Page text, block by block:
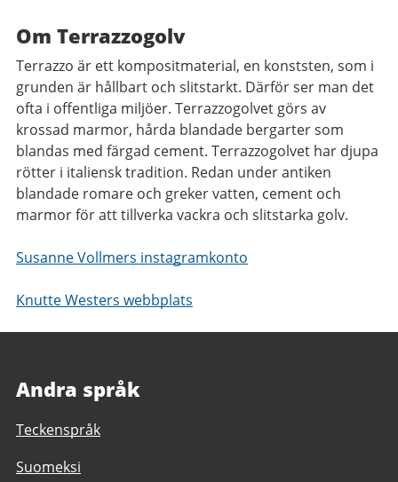
Om Terrazzogolv
Terrazzo är ett kompositmaterial, en konststen, som i
grunden är hållbart och slitstarkt. Därför ser man det
ofta i offentliga miljöer. Terrazzogolvet görs av
krossad marmor, hårda blandade bergarter som
blandas med färgad cement. Terrazzogolvet har djupa
rötter i italiensk tradition. Redan under antiken
blandade romare och greker vatten, cement och
marmor för att tillverka vackra och slitstarka golv.
Susanne Vollmers instagramkonto
Knutte Westers webbplats
Andra språk
Teckenspråk
Suomeksi